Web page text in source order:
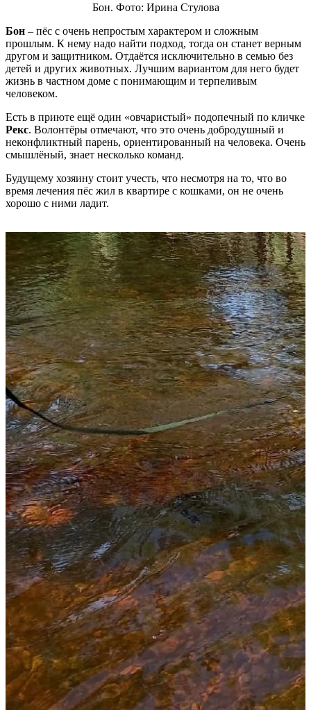
Бон. Фото: Ирина Стулова
Бон – пёс с очень непростым характером и сложным
прошлым. К нему надо найти подход, тогда он станет верным
другом и защитником. Отдаётся исключительно в семью без
детей и других животных. Лучшим вариантом для него будет
жизнь в частном доме с понимающим и терпеливым
человеком.
Есть в приюте ещё один «овчаристый» подопечный по кличке
Рекс. Волонтёры отмечают, что это очень добродушный и
неконфликтный парень, ориентированный на человека. Очень
смышлёный, знает несколько команд.
Будущему хозяину стоит учесть, что несмотря на то, что во
время лечения пёс жил в квартире с кошками, он не очень
хорошо с ними ладит.